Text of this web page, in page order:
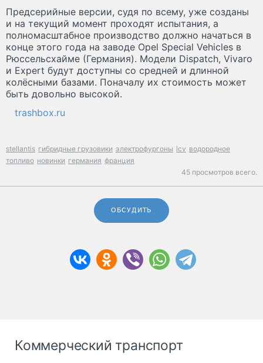
Предсерийные версии, судя по всему, уже созданы
и на текущий момент проходят испытания, а
полномасштабное производство должно начаться в
конце этого года на заводе Opel Special Vehicles в
Рюссельсхайме (Германия). Модели Dispatch, Vivaro
и Expert будут доступны со средней и длинной
колёсными базами. Поначалу их стоимость может
быть довольно высокой.
trashbox.ru
stellantis гибридные грузовики электрофургоны lcv водородное
топливо новинки германия франция
45 просмотров всего.
ОБСУДИТЬ
Коммерческий транспорт